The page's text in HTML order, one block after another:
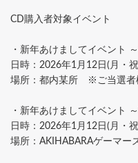
CD購入者対象イベント
・新年あけましてイベント
日時：2026年1月12日(月・
場所：都内某所 ※ご当選者
・新年あけましてイベント
日時：2026年1月12日(月・
場所：AKIHABARAゲーマー